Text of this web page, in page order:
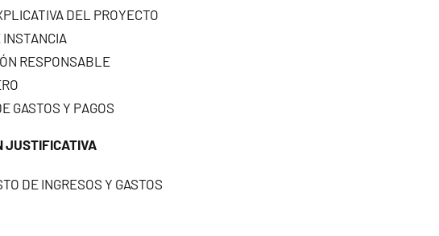
DEL PROYECTO
RESPONSABLE
GASTOS Y PAGOS
JUSTIFICATIVA
DE INGRESOS Y GASTOS